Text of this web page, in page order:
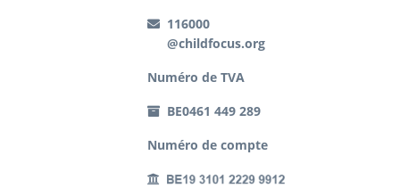
116000
@childfocus.org
Numéro de TVA
BE0461 449 289
Numéro de compte